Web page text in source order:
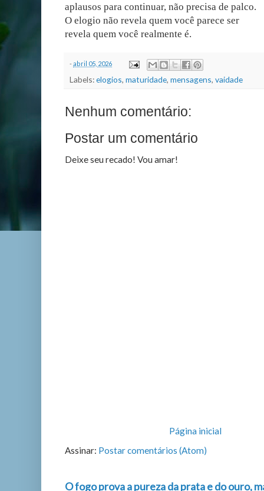
aplausos para continuar, não precisa de palco.
O elogio não revela quem você parece ser
revela quem você realmente é.
-abril 05, 2026
Labels:elogios, maturidade, mensagens, vaidade
Nenhum comentário:
Postar um comentário
Deixe seu recado! Vou amar!
Página inicial
Assinar: Postar comentários (Atom)
O fogo prova a pureza da prata e do ouro,